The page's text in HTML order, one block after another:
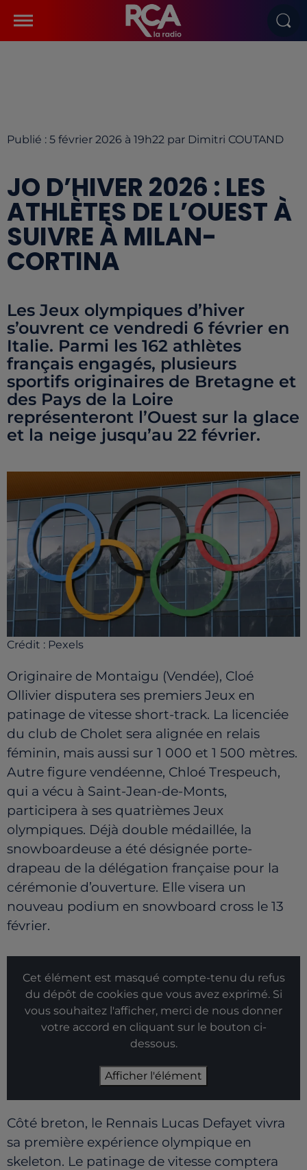
Publié : 5 février 2026 à 19h22 par Dimitri COUTAND
JO D’HIVER 2026 : LES
ATHLÈTES DE L’OUEST À
SUIVRE À MILAN-
CORTINA
Les Jeux olympiques d’hiver
s’ouvrent ce vendredi 6 février en
Italie. Parmi les 162 athlètes
français engagés, plusieurs
sportifs originaires de Bretagne et
des Pays de la Loire
représenteront l’Ouest sur la glace
et la neige jusqu’au 22 février.
Crédit : Pexels
Originaire de Montaigu (Vendée), Cloé
Ollivier disputera ses premiers Jeux en
patinage de vitesse short-track. La licenciée
du club de Cholet sera alignée en relais
féminin, mais aussi sur 1 000 et 1 500 mètres.
Autre figure vendéenne, Chloé Trespeuch,
qui a vécu à Saint-Jean-de-Monts,
participera à ses quatrièmes Jeux
olympiques. Déjà double médaillée, la
snowboardeuse a été désignée porte-
drapeau de la délégation française pour la
cérémonie d’ouverture. Elle visera un
nouveau podium en snowboard cross le 13
février.
Cet élément est masqué compte-tenu du refus
du dépôt de cookies que vous avez exprimé. Si
vous souhaitez l'afficher, merci de nous donner
votre accord en cliquant sur le bouton ci-
dessous.
Afficher l'élément
Côté breton, le Rennais Lucas Defayet vivra
sa première expérience olympique en
skeleton. Le patinage de vitesse comptera